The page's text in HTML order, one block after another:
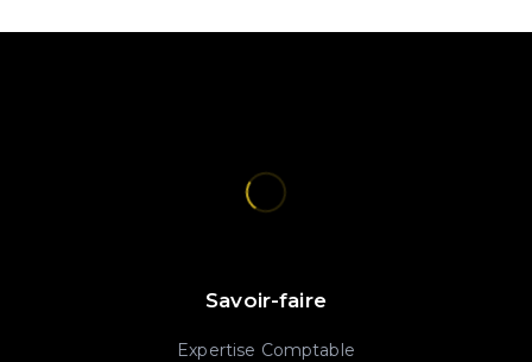
Savoir-faire
Expertise Comptable